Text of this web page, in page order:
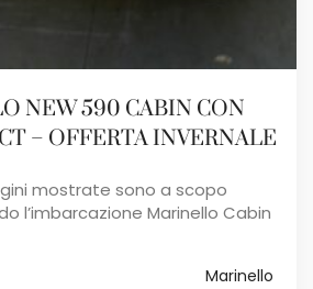
NEW 590 CABIN CON
– OFFERTA INVERNALE
mostrate sono a scopo
l’imbarcazione Marinello Cabin
Marinello